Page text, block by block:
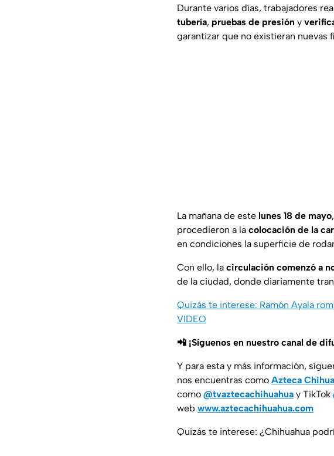
Durante varios días, trabajadores
tubería, pruebas de presión y
garantizar que no existieran nuevas
La mañana de este lunes 18 de mayo
procedieron a la colocación de la
en condiciones la superficie de
Con ello, la circulación comenzó a
de la ciudad, donde diariamente
Quizás te interese: Ramón Ayala
VIDEO
📲 ¡Síguenos en nuestro canal de
Y para esta y más información,
nos encuentras como Azteca
como @tvaztecachihuahua y TikTok
web www.aztecachihuahua.com
Quizás te interese: ¿Chihuahua